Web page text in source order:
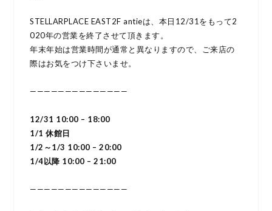
STELLARPLACE EAST2F antieは、本日12/31をもって2
020年の営業を終了させて頂きます。
年末年始は営業時間が通常と異なりますので、ご来店の
際はお気をつけ下さいませ。
——————————————
12/31 10:00 – 18:00
1/1 休館日
1/2～1/3 10:00 – 20:00
1/4以降 10:00 – 21:00
——————————————